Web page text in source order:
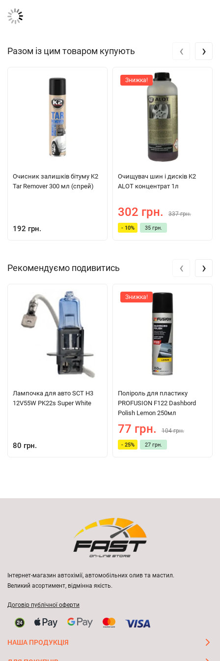
Разом із цим товаром купують
Очисник залишків бітуму K2
Tar Remover 300 мл (спрей)
192 грн.
Знижка!
Очищувач шин і дисків K2
ALOT концентрат 1л
302 грн. 337 грн.
- 10% 35 грн.
‹ ›
Рекомендуємо подивитись
Лампочка для авто SCT H3
12V55W PK22s Super White
80 грн.
Знижка!
Поліроль для пластику
PROFUSION F122 Dashbord
Polish Lemon 250мл
77 грн. 104 грн.
- 25% 27 грн.
‹ ›
Інтернет-магазин автохімії, автомобільних олив та мастил.
Великий асортимент, відмінна якість.
Договір публічної оферти
НАША ПРОДУКЦІЯ